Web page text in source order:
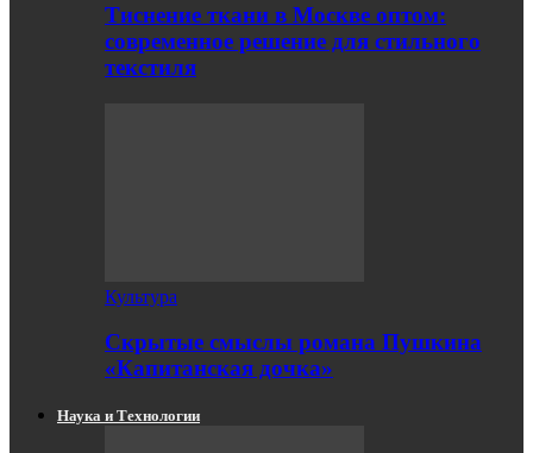
Тиснение ткани в Москве оптом:
современное решение для стильного
текстиля
Культура
Скрытые смыслы романа Пушкина
«Капитанская дочка»
Наука и Технологии